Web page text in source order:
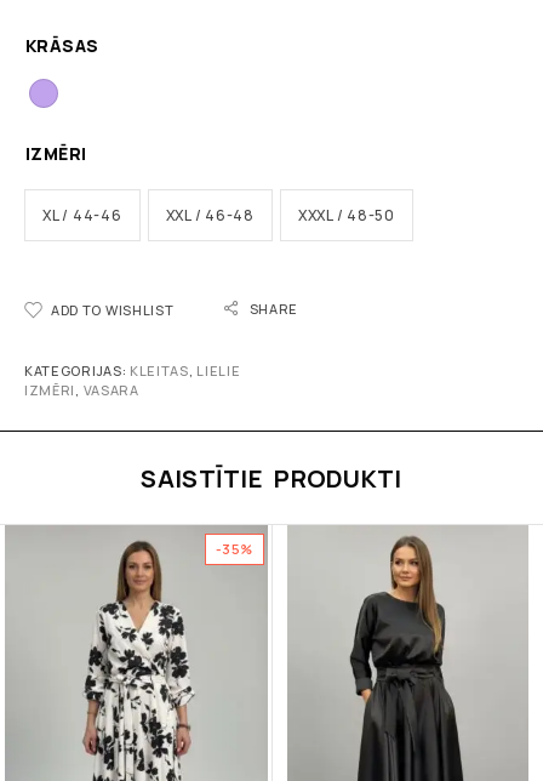
KRĀSAS
IZMĒRI
XL / 44-46 XXL / 46-48 XXXL / 48-50
ADD TO WISHLIST SHARE
KATEGORIJAS: KLEITAS LIELIE
IZMĒRI VASARA
SAISTĪTIE PRODUKTI
-35%